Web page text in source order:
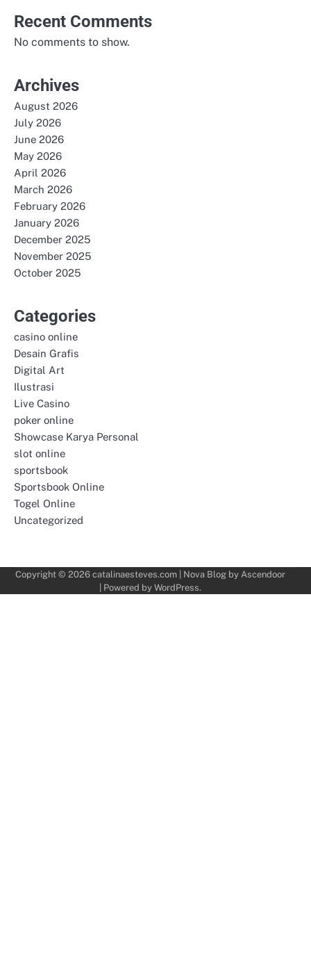
Recent Comments
No comments to show.
Archives
August 2026
July 2026
June 2026
May 2026
April 2026
March 2026
February 2026
January 2026
December 2025
November 2025
October 2025
Categories
casino online
Desain Grafis
Digital Art
Ilustrasi
Live Casino
poker online
Showcase Karya Personal
slot online
sportsbook
Sportsbook Online
Togel Online
Uncategorized
Copyright © 2026 catalinaesteves.com| Nova Blog by Ascendoor
| Powered by WordPress.